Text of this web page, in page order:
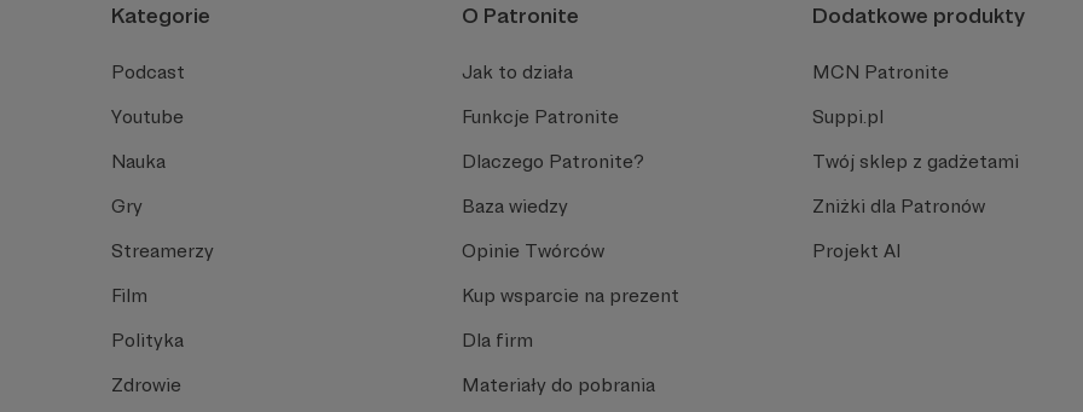
Kategorie
Podcast
Youtube
Nauka
Gry
Streamerzy
Film
Polityka
Zdrowie
O Patronite
Jak to działa
Funkcje Patronite
Dlaczego Patronite?
Baza wiedzy
Opinie Twórców
Kup wsparcie na prezent
Dla firm
Materiały do pobrania
Dodatkowe produkty
MCN Patronite
Suppi.pl
Twój sklep z gadżetami
Zniżki dla Patronów
Projekt AI